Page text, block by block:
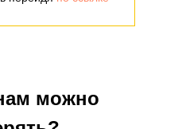
можно